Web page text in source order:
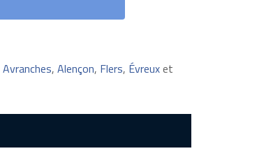
Avranches, Alençon, Flers, Évreuxet